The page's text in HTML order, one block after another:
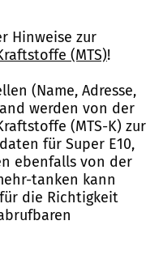
Hinweise zur
(MTS)!
(Name, Adresse,
werden von der
(MTS-K) zur
für Super E10,
ebenfalls von der
tanken kann
die Richtigkeit